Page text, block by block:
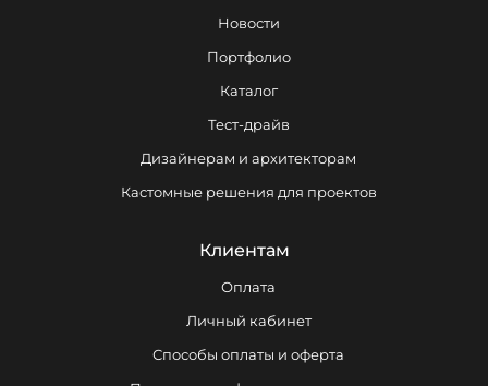
Новости
Портфолио
Каталог
Тест-драйв
Дизайнерам и архитекторам
Кастомные решения для проектов
Клиентам
Оплата
Личный кабинет
Способы оплаты и оферта